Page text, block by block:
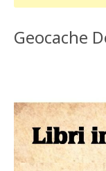
Geocache